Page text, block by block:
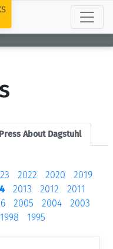
Press About Dagstuhl
2022 2020
2019
2013 2012
2011
2005 2004
2003
1998 1995